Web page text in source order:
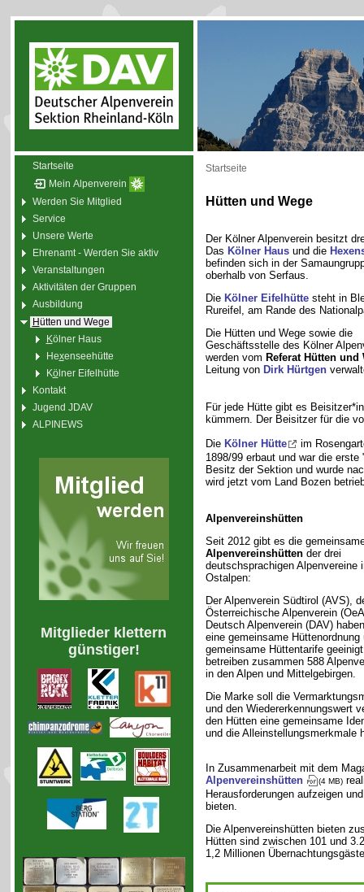
Startseite
Mein Alpenverein
Werden Sie Mitglied
Service
Unsere Werte
Ehrenamt - Werden Sie aktiv
Veranstaltungen
Aktivitäten der Gruppen
Ausbildung
Hütten und Wege
Kölner Haus
Hexenseehütte
Kölner Eifelhütte
Kontakt
Jugend JDAV
ALPINEWS
Mitglieder klettern
günstiger!
Startseite
Hütten und Wege
Der Kölner Alpenverein besitzt
Das Kölner Hausund die
befinden sich in der
oberhalb von Serfaus.
Die Kölner Eifelhüttesteht in
Rureifel, am Rande des
Die Hütten und Wege sowie die
Geschäftsstelle des Kölner
werden vom Referat Hütten und
Leitung von Dirk Hürtgen
Für jede Hütte gibt es
kümmern. Der Beisitzer für die
Die Kölner Hütte
im
1898/99 erbaut und war die
Besitz der Sektion und wurde
wird jetzt vom Land Bozen
Alpenvereinshütten
Seit 2012 gibt es die
Alpenvereinshüttender drei
deutschsprachigen Alpenvereine
Ostalpen:
Der Alpenverein Südtirol (AVS),
Österreichische Alpenverein
Deutsch Alpenverein (DAV)
eine gemeinsame Hüttenordnung
gemeinsame Hüttentarife
betreiben zusammen 588
in den Alpen und Mittelgebirgen.
Die Marke soll die
und den Wiedererkennungswert
den Hütten eine gemeinsame
und die Alleinstellungsmerkmale
In Zusammenarbeit mit dem
Alpenvereinshütten
(4 MB)
Herausforderungen aufzeigen
bieten.
Die Alpenvereinshütten bieten
Hütten sind zwischen 101 und
1,2 Millionen